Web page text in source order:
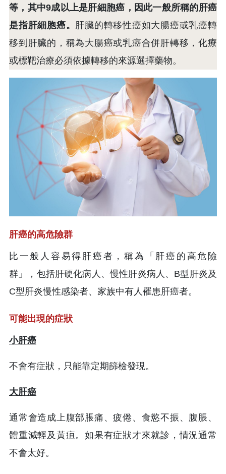
等，其中9成以上是肝細胞癌，因此一般所稱的肝癌
是指肝細胞癌。 肝臟的轉移性癌如大腸癌或乳癌轉
移到肝臟的，稱為大腸癌或乳癌合併肝轉移，化療
或標靶治療必須依據轉移的來源選擇藥物。
肝癌的高危險群
比一般人容易得肝癌者，稱為「肝癌的高危險
群」，包括肝硬化病人、慢性肝炎病人、B型肝炎及
C型肝炎慢性感染者、家族中有人罹患肝癌者。
可能出現的症狀
小肝癌
不會有症狀，只能靠定期篩檢發現。
大肝癌
通常會造成上腹部脹痛、疲倦、食慾不振、腹脹、
體重減輕及黃疸。如果有症狀才來就診，情況通常
不會太好。